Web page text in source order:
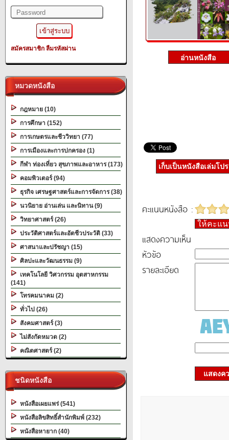
สมัครสมาชิก ลืมรหัสผ่าน
หมวดหนังสือ
กฎหมาย (10)
การศึกษา (152)
การเกษตรและชีววิทยา (77)
การเมืองและการปกครอง (1)
กีฬา ท่องเที่ยว สุขภาพและอาหาร (173)
คอมพิวเตอร์ (94)
ธุรกิจ เศรษฐศาสตร์และการจัดการ (38)
นวนิยาย อ่านเล่น และนิทาน (9)
วิทยาศาสตร์ (26)
ประวัติศาสตร์และอัตชีวประวัติ (33)
ศาสนาและปรัชญา (15)
ศิลปะและวัฒนธรรม (9)
เทคโนโลยี วิศวกรรม อุตสาหกรรม
(141)
โทรคมนาคม (2)
ทั่วไป (26)
สังคมศาสตร์ (3)
ไม่สังกัดหมวด (2)
คณิตศาสตร์ (2)
ชนิดหนังสือ
หนังสือเผยแพร่ (541)
หนังสือลิขสิทธิ์สำนักพิมพ์ (232)
หนังสือหายาก (40)
เก็บเป็นหนังสือเล่มโป
คะแนนหนังสือ :
ให้คะแ
แสดงความเห็น
หัวข้อ
รายละเอียด
แสดงค